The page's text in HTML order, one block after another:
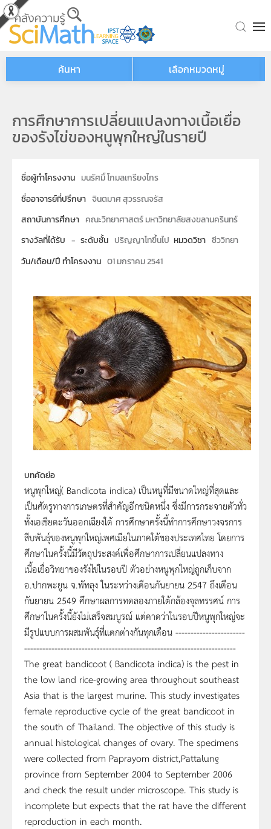
Skip to main content
ค้นหา เลือกหมวดหมู่
การศึกษาการเปลี่ยนแปลงทางเนื้อเยื่อ
ของรังไข่ของหนูพุกใหญ่ในรายปี
ชื่อผู้ทำโครงงาน มนรัศมิ์ โกมลเกรียงไกร
ชื่ออาจารย์ที่ปรึกษา จินตมาศ สุวรรณจรัส
สถาบันการศึกษา คณะวิทยาศาสตร์ มหาวิทยาลัยสงขลานครินทร์
รางวัลที่ได้รับ - ระดับชั้น ปริญญาโทขึ้นไป หมวดวิชา ชีววิทยา
วัน/เดือน/ปี ทำโครงงาน 01 มกราคม 2541
บทคัดย่อ
หนูพุกใหญ่( Bandicota indica) เป็นหนูที่มีขนาดใหญ่ที่สุดและ
เป็นศัตรูทางการเกษตรที่สำคัญอีกชนิดหนึ่ง ซึ่งมีการกระจายตัวทั่ว
ทั้งเอเชียตะวันออกเฉียงใต้ การศึกษาครั้งนี้ทำการศึกษาวงจรการ
สืบพันธุ์ของหนูพุกใหญ่เพศเมียในภาคใต้ของประเทศไทย โดยการ
ศึกษาในครั้งนี้มีวัตถุประสงค์เพื่อศึกษาการเปลี่ยนแปลงทาง
เนื้อเยื่อวิทยาของรังไข่ในรอบปี ตัวอย่างหนูพุกใหญ่ถูกเก็บจาก
อ.ปากพะยูน จ.พัทลุง ในระหว่างเดือนกันยายน 2547 ถึงเดือน
กันยายน 2549 ศึกษาผลการทดลองภายใต้กล้องจุลทรรศน์ การ
ศึกษาในครั้งนี้ยังไม่เสร็จสมบูรณ์ แต่คาดว่าในรอบปีหนูพุกใหญ่จะ
มีรูปแบบการผสมพันธุ์ที่แตกต่างกันทุกเดือน -----------------------
----------------------------------------------------------------------
The great bandicoot ( Bandicota indica) is the pest in
the low land rice-growing area throughout southeast
Asia that is the largest murine. This study investigates
female reproductive cycle of the great bandicoot in
the south of Thailand. The objective of this study is
annual histological changes of ovary. The specimens
were collected from Paprayom district,Pattalung
province from September 2004 to September 2006
and check the result under microscope. This study is
incomplete but expects that the rat have the different
reproduction in each month.